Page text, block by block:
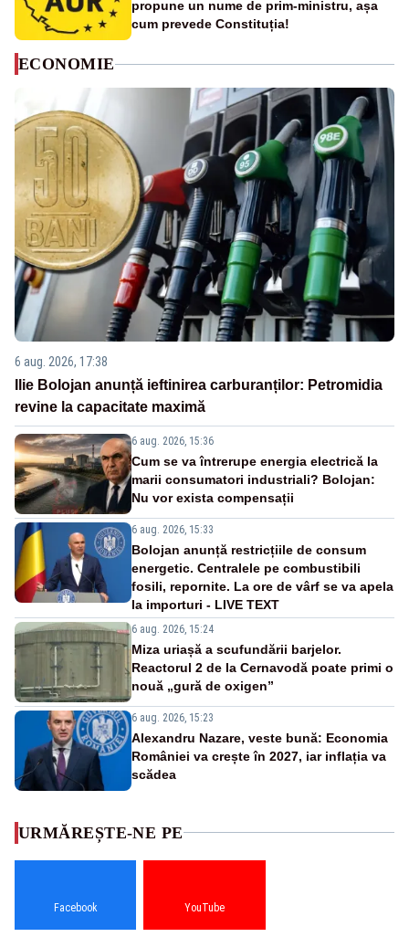
propune un nume de prim-ministru, așa
cum prevede Constituția!
ECONOMIE
6 aug. 2026, 17:38
Ilie Bolojan anunță ieftinirea carburanților: Petromidia
revine la capacitate maximă
6 aug. 2026, 15:36
Cum se va întrerupe energia electrică la
marii consumatori industriali? Bolojan:
Nu vor exista compensații
6 aug. 2026, 15:33
Bolojan anunță restricțiile de consum
energetic. Centralele pe combustibili
fosili, repornite. La ore de vârf se va apela
la importuri - LIVE TEXT
6 aug. 2026, 15:24
Miza uriașă a scufundării barjelor.
Reactorul 2 de la Cernavodă poate primi o
nouă „gură de oxigen”
6 aug. 2026, 15:23
Alexandru Nazare, veste bună: Economia
României va crește în 2027, iar inflația va
scădea
URMĂREȘTE-NE PE
Facebook YouTube